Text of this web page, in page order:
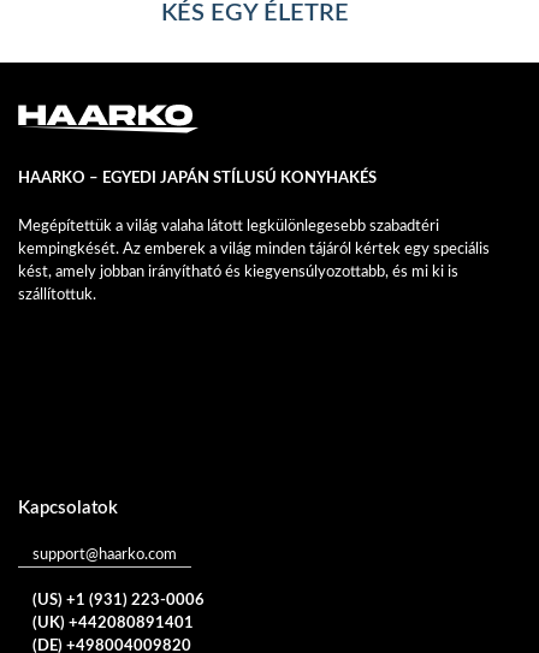
KÉS EGY ÉLETRE
HAARKO – EGYEDI JAPÁN STÍLUSÚ KONYHAKÉS
Megépítettük a világ valaha látott legkülönlegesebb szabadtéri
kempingkését. Az emberek a világ minden tájáról kértek egy speciális
kést, amely jobban irányítható és kiegyensúlyozottabb, és mi ki is
szállítottuk.
Kapcsolatok
support@haarko.com
(US) +1 (931) 223-0006
(UK) +442080891401
(DE) +498004009820